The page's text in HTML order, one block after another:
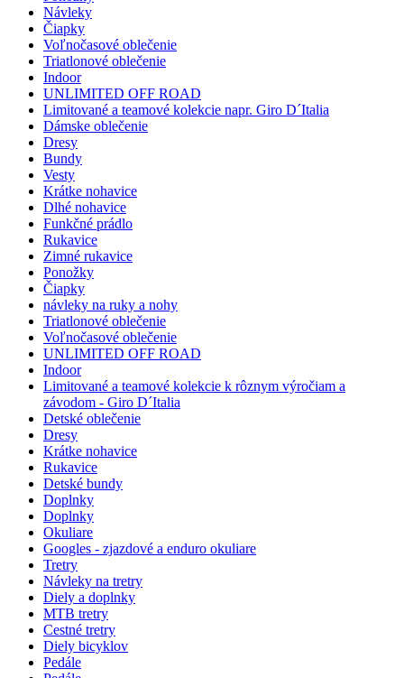
Návleky
Čiapky
Voľnočasové oblečenie
Triatlonové oblečenie
Indoor
UNLIMITED OFF ROAD
Limitované a teamové kolekcie napr. Giro D´Italia
Dámske oblečenie
Dresy
Bundy
Vesty
Krátke nohavice
Dlhé nohavice
Funkčné prádlo
Rukavice
Zimné rukavice
Ponožky
Čiapky
návleky na ruky a nohy
Triatlonové oblečenie
Voľnočasové oblečenie
UNLIMITED OFF ROAD
Indoor
Limitované a teamové kolekcie k rôznym výročiam a
závodom - Giro D´Italia
Detské oblečenie
Dresy
Krátke nohavice
Rukavice
Detské bundy
Doplnky
Doplnky
Okuliare
Googles - zjazdové a enduro okuliare
Tretry
Návleky na tretry
Diely a doplnky
MTB tretry
Cestné tretry
Diely bicyklov
Pedále